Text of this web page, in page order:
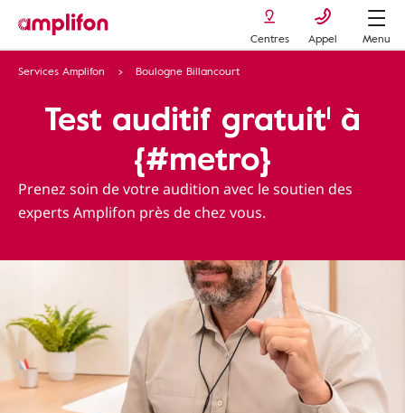
Centres Appel
Menu
Services Amplifon
Boulogne Billancourt
Test auditif gratuit¹ à
{#metro}
Prenez soin de votre audition avec le soutien des
experts Amplifon près de chez vous.